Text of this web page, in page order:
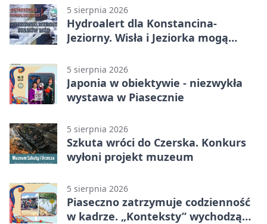
5 sierpnia 2026
Hydroalert dla Konstancina-
Jeziorny. Wisła i Jeziorka mogą
5 sierpnia 2026
Japonia w obiektywie - niezwykła
wystawa w Piasecznie
5 sierpnia 2026
Szkuta wróci do Czerska. Konkurs
wyłoni projekt muzeum
5 sierpnia 2026
Piaseczno zatrzymuje codzienność
w kadrze. „Konteksty” wychodzą